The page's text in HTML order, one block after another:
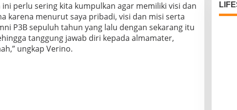
ini perlu sering kita kumpulkan agar memiliki visi dan
karena menurut saya pribadi, visi dan misi serta
P3B sepuluh tahun yang lalu dengan sekarang itu
tanggung jawab diri kepada almamater,
ungkap Verino.